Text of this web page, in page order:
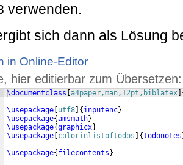
verwenden.
sich dann als Lösung
in Online-Editor
hier editierbar zum Übersetzen:
\documentclass a4paper,man,12pt,biblatex
\usepackage utf8 { inputenc}
\usepackage{amsmath}
\usepackage{graphicx}
\usepackage colorinlistoftodos {todonotes
\usepackage{ filecontents }